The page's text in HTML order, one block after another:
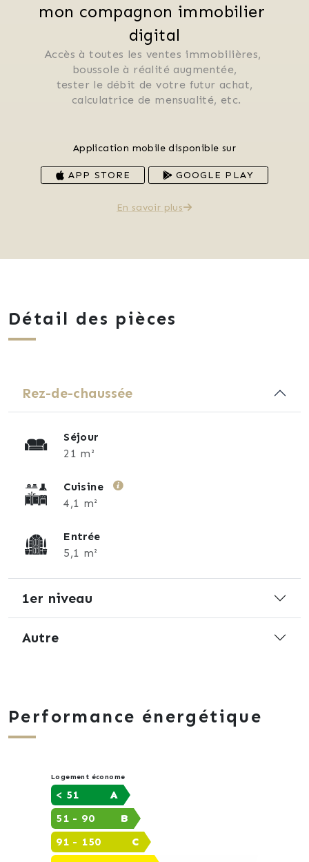
mon compagnon immobilier
digital
Accès à toutes les ventes immobilières,
boussole à réalité augmentée,
tester le débit de votre futur achat,
calculatrice de mensualité, etc.
Application mobile disponible sur
APP STORE GOOGLE PLAY
En savoir plus
Détail des pièces
Rez-de-chaussée
Séjour
21 m²
Cuisine
4,1 m²
Entrée
5,1 m²
1er niveau
Autre
Performance énergétique
Logement économe
A
< 51
B
51 - 90
C
91 - 150